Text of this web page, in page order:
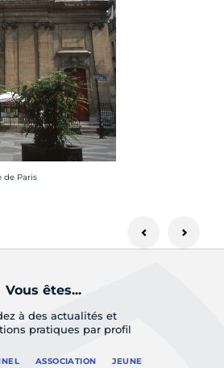
de Paris
Vous êtes...
à des actualités et
pratiques par profil
ASSOCIATION JEUNE